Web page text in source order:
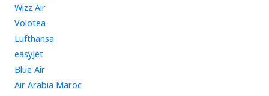
Wizz Air
Volotea
Lufthansa
easyJet
Blue Air
Air Arabia Maroc